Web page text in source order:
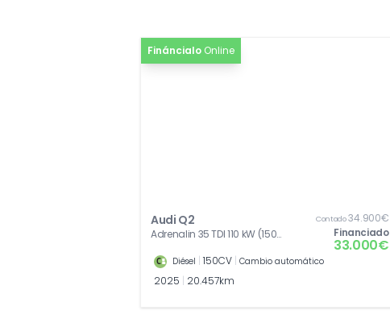
Fináncialo Online
Audi Q2
Adrenalin 35 TDI 110 kW (150
Contado34.900€
Financiado
33.000€
Diésel 150CV Cambio automático
2025 20.457km